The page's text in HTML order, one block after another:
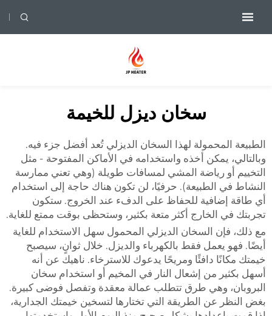
سخان ديزل للخيمة
الطبيعة المحمولة لهذا السخان الديزلي تُعد أفضل جزء فيه.
وبالتالي، يمكن أخذه واستخدامه في الأماكن المفتوحة - مثل
التخييم أو رياضة المشي لمسافات طويلة (وهي تعني ممارسة
النشاط في الطبيعة). حرفيًا، لن تكون هناك حاجة إلى استخدام
أي طاقة إضافية للحفاظ على الدفء عند الخروج. ستكون
تجربتك في الخارج أكثر متعة بكثير، وستحظى بوقت ممتع للغاية.
مع ذلك، فإن السخان الديزلي المحمول سهل الاستخدام للغاية
أيضًا. فهو يعمل فقط بالكهرباء والديزل. خلال ثوانٍ، سيصبح
خيمتك مكانًا دافئًا ومريحًا يدعوك للاسترخاء. ناهيك عن أنه
أسهل بكثير من إشعال النار في المخيم أو استخدام سخان
البروبان، وهي طرق تتطلب عمالة معقدة وتفصل فوضى كبيرة.
بغض النظر عن الطريقة التي تختارها لتسخين خيمتك الجدارية،